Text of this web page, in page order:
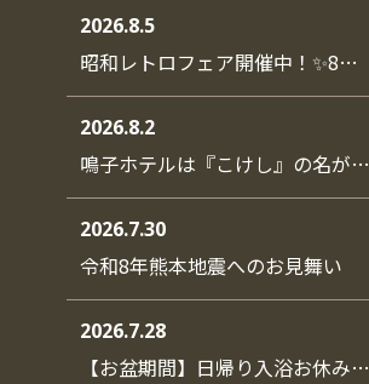
2026.8.5
昭和レトロフェア開催中！✨8…
2026.8.2
鳴子ホテルは『こけし』の名が…
2026.7.30
令和8年熊本地震へのお見舞い
2026.7.28
【お盆期間】日帰り入浴お休み…